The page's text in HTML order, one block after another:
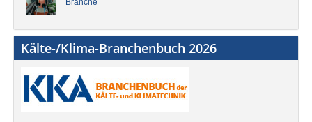
Branche
Kälte-/Klima-Branchenbuch 2026